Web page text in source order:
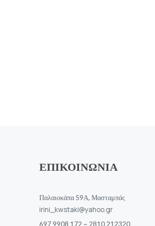
ΕΠΙΚΟΙΝΩΝΙΑ
Παλαιοκάπα 59Α, Μασταμπάς
irini_kwstaki@yahoo.gr
697 9908 172 ~ 2810 212320